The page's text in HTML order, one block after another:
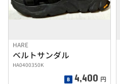
HARE
ベルトサンダル
HA0400350K
4,400 円